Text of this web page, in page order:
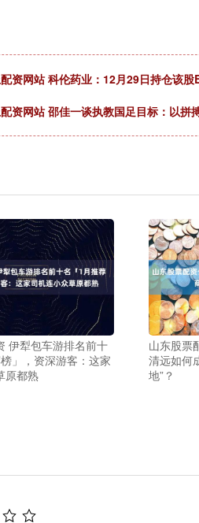
资网站 科伦药业：12月29日持仓该
资网站 邵佳一谈执教国足目标：以拼
伊犁包车游排名前十
」，资深游客：这家
原都熟
山东股票
清远如何
地”？